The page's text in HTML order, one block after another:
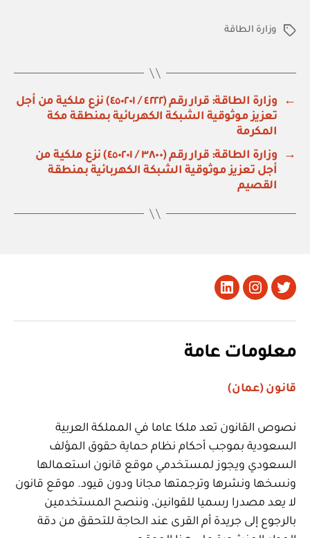
الوسوموزارة الطاقة
←
وزارة الطاقة: قرار رقم (٤٢٢٢ / ٤٥٠٢٠١) نزع ملكية من أجل
تعزيز موثوقية الشبكة الكهربائية بمنطقة مكة
المكرمة
→
وزارة الطاقة: قرار رقم (٣٨٠٠ / ٤٥٠٢٠١) نزع ملكية من
أجل تعزيز موثوقية الشبكة الكهربائية بمنطقة
القصيم
تويتر Instagram
LinkedIn
معلومات عامة
قانون (عمان)
نصوص القانون تعد ملكا عاما في المملكة العربية
السعودية بموجب أحكام نظام حماية حقوق المؤلف
السعودي ويجوز لمستخدمي موقع قانون استعمالها
ونسخها ونشرها وترجمتها مجانا ودون قيود. موقع قانون
لا يعد مصدرا رسميا للقوانين، وننصح المستخدمين
بالرجوع إلى جريدة أم القرى عند الحاجة للتحقق من دقة